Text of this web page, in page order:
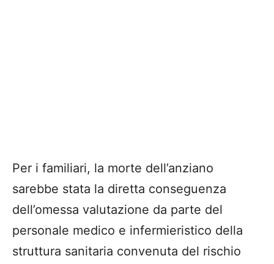
Per i familiari, la morte dell’anziano
sarebbe stata la diretta conseguenza
dell’omessa valutazione da parte del
personale medico e infermieristico della
struttura sanitaria convenuta del rischio